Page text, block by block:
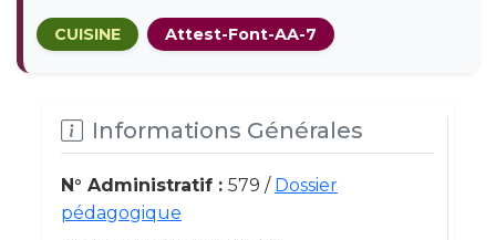
CUISINE Attest-Font-AA-7
Informations Générales
N° Administratif : 579 / Dossier
pédagogique